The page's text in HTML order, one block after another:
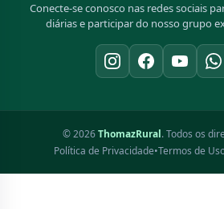
Conecte-se conosco nas redes sociais
diárias e participar do nosso grupo
© 2026ThomazRural. Todos os
Política de Privacidade•Termos de